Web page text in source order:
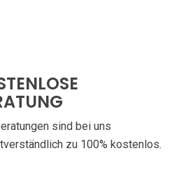
sind bei uns
zu 100% kostenlos.